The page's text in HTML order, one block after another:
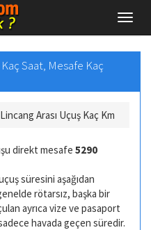
Saat, Mesafe Kaç
Arası Uçuş Kaç Km
direkt mesafe 5290
süresini aşağıdan
rötarsız, başka bir
ayrıca vize ve pasaport
havada geçen süredir.